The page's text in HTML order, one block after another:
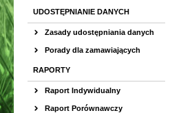
UDOSTĘPNIANIE DANYCH
Zasady udostępniania danych
Porady dla zamawiających
RAPORTY
Raport Indywidualny
Raport Porównawczy